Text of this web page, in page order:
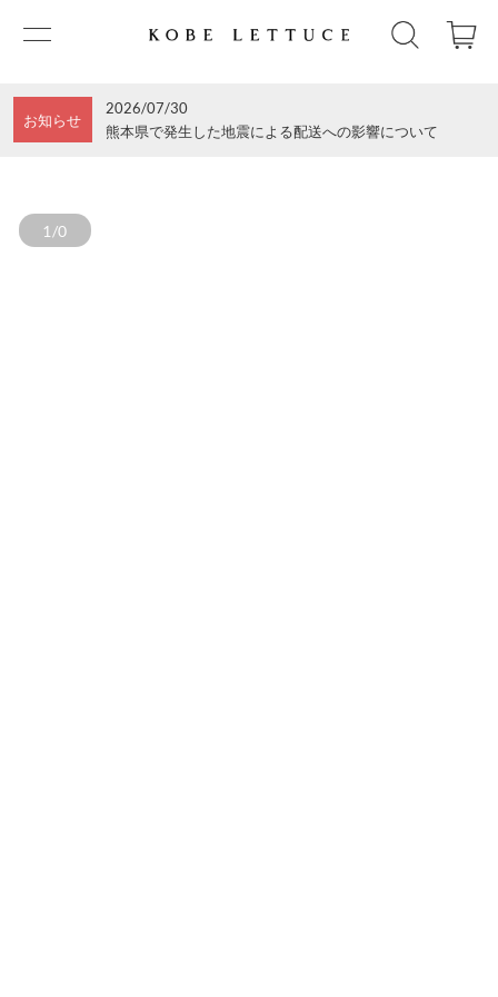
お知らせ
2026/07/30
熊本県で発生した地震による配送への影響について
1/0